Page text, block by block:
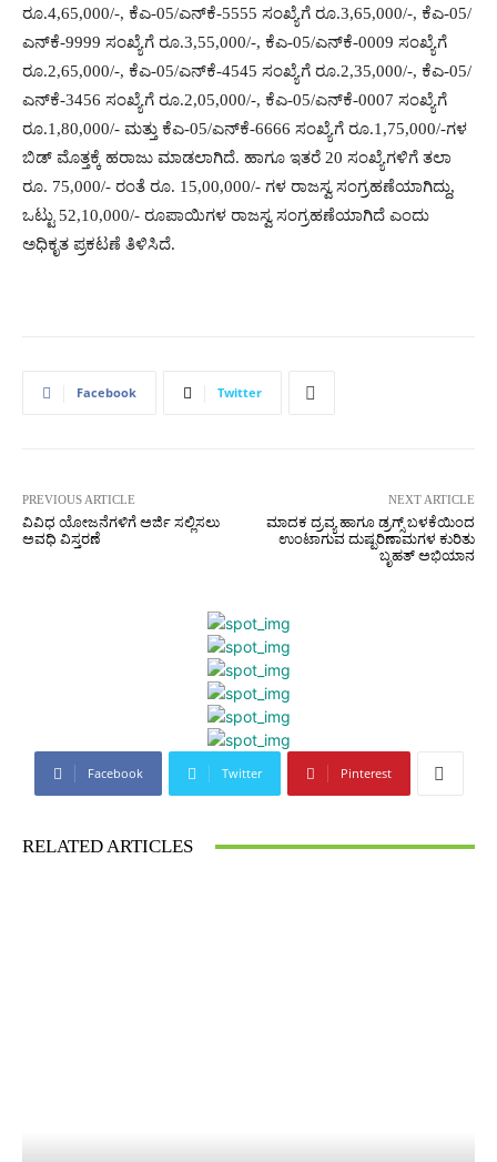
ರೂ.4,65,000/-, ಕೆಎ-05/ಎನ್‍ಕೆ-5555 ಸಂಖ್ಯೆಗೆ ರೂ.3,65,000/-, ಕೆಎ-05/
ಎನ್‍ಕೆ-9999 ಸಂಖ್ಯೆಗೆ ರೂ.3,55,000/-, ಕೆಎ-05/ಎನ್‍ಕೆ-0009 ಸಂಖ್ಯೆಗೆ
ರೂ.2,65,000/-, ಕೆಎ-05/ಎನ್‍ಕೆ-4545 ಸಂಖ್ಯೆಗೆ ರೂ.2,35,000/-, ಕೆಎ-05/
ಎನ್‍ಕೆ-3456 ಸಂಖ್ಯೆಗೆ ರೂ.2,05,000/-, ಕೆಎ-05/ಎನ್‍ಕೆ-0007 ಸಂಖ್ಯೆಗೆ
ರೂ.1,80,000/- ಮತ್ತು ಕೆಎ-05/ಎನ್‍ಕೆ-6666 ಸಂಖ್ಯೆಗೆ ರೂ.1,75,000/-ಗಳ
ಬಿಡ್ ಮೊತ್ತಕ್ಕೆ ಹರಾಜು ಮಾಡಲಾಗಿದೆ. ಹಾಗೂ ಇತರೆ 20 ಸಂಖ್ಯೆಗಳಿಗೆ ತಲಾ
ರೂ. 75,000/- ರಂತೆ ರೂ. 15,00,000/- ಗಳ ರಾಜಸ್ವ ಸಂಗ್ರಹಣೆಯಾಗಿದ್ದು,
ಒಟ್ಟು 52,10,000/- ರೂಪಾಯಿಗಳ ರಾಜಸ್ವ ಸಂಗ್ರಹಣೆಯಾಗಿದೆ ಎಂದು
ಅಧಿಕೃತ ಪ್ರಕಟಣೆ ತಿಳಿಸಿದೆ.
Facebook Twitter
PREVIOUS ARTICLE
ವಿವಿಧ ಯೋಜನೆಗಳಿಗೆ ಅರ್ಜಿ ಸಲ್ಲಿಸಲು
ಅವಧಿ ವಿಸ್ತರಣೆ
NEXT ARTICLE
ಮಾದಕ ದ್ರವ್ಯ ಹಾಗೂ ಡ್ರಗ್ಸ್ ಬಳಕೆಯಿಂದ
ಉಂಟಾಗುವ ದುಷ್ಪರಿಣಾಮಗಳ ಕುರಿತು
ಬೃಹತ್ ಅಭಿಯಾನ
Facebook Twitter Pinterest
RELATED ARTICLES